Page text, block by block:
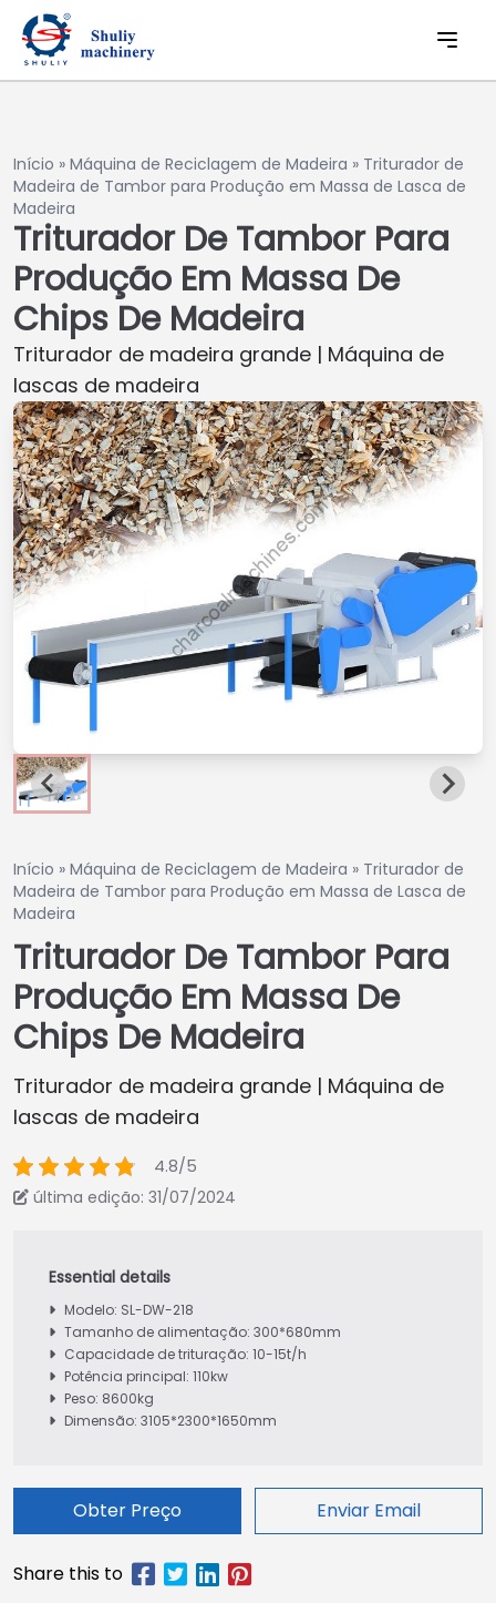
Início » Máquina de Reciclagem de Madeira » Triturador de
Madeira de Tambor para Produção em Massa de Lasca de
Madeira
Triturador De Tambor Para
Produção Em Massa De
Chips De Madeira
Triturador de madeira grande | Máquina de
lascas de madeira
Início » Máquina de Reciclagem de Madeira » Triturador de
Madeira de Tambor para Produção em Massa de Lasca de
Madeira
Triturador De Tambor Para
Produção Em Massa De
Chips De Madeira
Triturador de madeira grande | Máquina de
lascas de madeira
4.8/5
última edição: 31/07/2024
Modelo: SL-DW-218
Tamanho de alimentação: 300*680mm
Capacidade de trituração: 10-15t/h
Potência principal: 110kw
Peso: 8600kg
Dimensão: 3105*2300*1650mm
Obter Preço Enviar Email